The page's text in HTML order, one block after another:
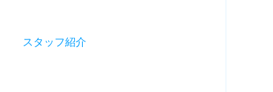
スタッフ紹介